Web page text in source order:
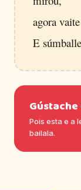
agora
E
Pois esta e a
bailala.